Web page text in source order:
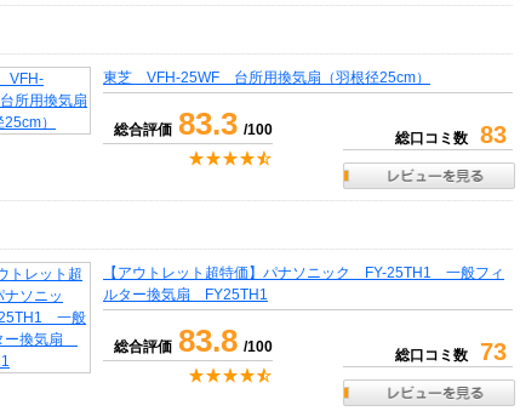
東芝 VFH-25WF 台所用換気扇（羽根径25cm）
総合評価 83.3 /100 総口コミ数 83
【アウトレット超特価】パナソニック FY-25TH1 一般フィ
ルター換気扇 FY25TH1
総合評価 83.8 /100 総口コミ数 73